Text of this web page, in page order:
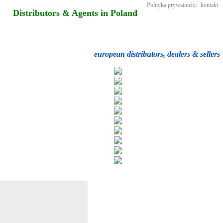
Distributors & Agents in Poland
european distributors, dealers & sellers
Polityka prywatności kontakt